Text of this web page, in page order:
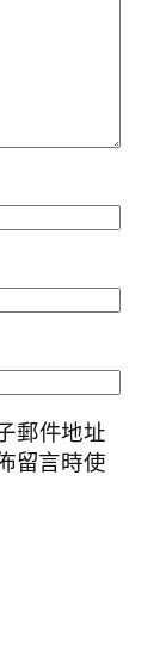
郵件地址
留言時使